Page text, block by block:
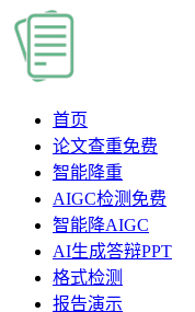
首页
论文查重免费
智能降重
AIGC检测 免费
智能降AIGC
AI生成答辩PPT
格式检测
报告演示